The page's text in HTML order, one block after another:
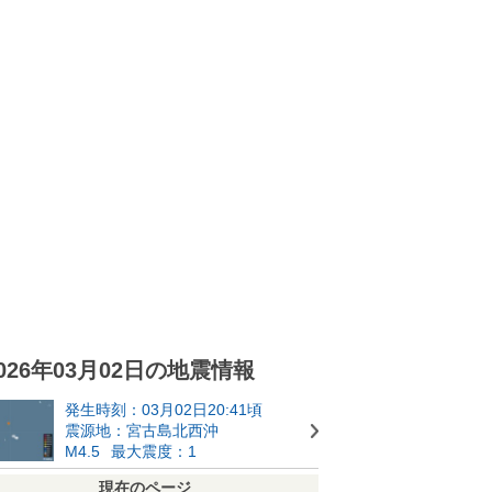
年03月02日の地震情報
発生時刻：03月02日20:41頃
震源地：宮古島北西沖
M4.5
最大震度：1
現在のページ